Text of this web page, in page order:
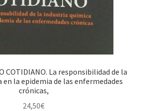
COTIDIANO. La responsibilidad de la
la epidemia de las enfermedades
crónicas,
24,50€